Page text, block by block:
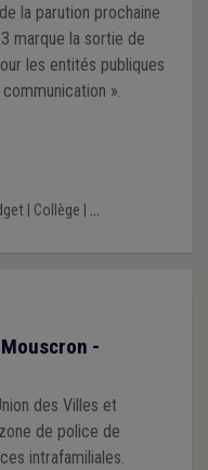
la parution prochaine
les entités publiques
».
| Collège ...
-
des Villes et
de police de
intrafamiliales.